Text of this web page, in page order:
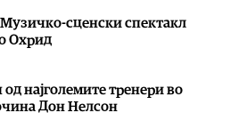
сценски спектакл
Охрид
најголемите тренери во
Дон Нелсон